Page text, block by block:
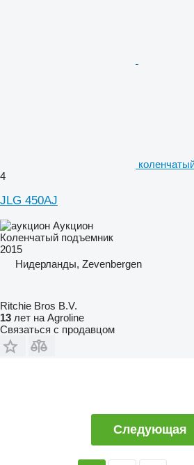
4
JLG 450AJ
Аукцион
Коленчатый подъемник
2015
Нидерланды, Zevenbergen
Ritchie Bros B.V.
13 лет на Agroline
Связаться с продавцом
Следующая